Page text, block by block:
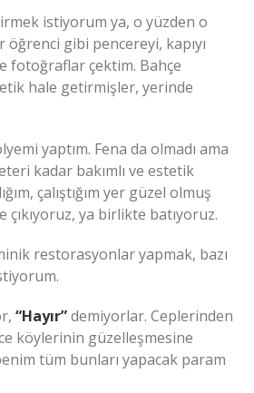
istiyorum ya, o yüzden o
öğrenci gibi pencereyi, kapıyı
fotoğraflar çektim. Bahçe
hale getirmişler, yerinde
yaptım. Fena da olmadı ama
kadar bakımlı ve estetik
çalıştığım yer güzel olmuş
çıkıyoruz, ya birlikte batıyoruz.
restorasyonlar yapmak, bazı
“Hayır”demiyorlar. Ceplerinden
köylerinin güzelleşmesine
tüm bunları yapacak param